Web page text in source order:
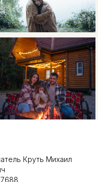
Круть Михаил